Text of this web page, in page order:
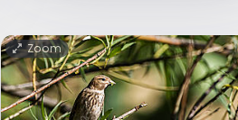
Zoom